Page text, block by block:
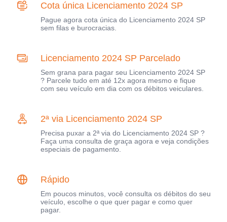
Cota única Licenciamento 2024 SP
Pague agora cota única do Licenciamento 2024 SP
sem filas e burocracias.
Licenciamento 2024 SP Parcelado
Sem grana para pagar seu Licenciamento 2024 SP
? Parcele tudo em até 12x agora mesmo e fique
com seu veículo em dia com os débitos veiculares.
2ª via Licenciamento 2024 SP
Precisa puxar a 2ª via do Licenciamento 2024 SP ?
Faça uma consulta de graça agora e veja condições
especiais de pagamento.
Rápido
Em poucos minutos, você consulta os débitos do seu
veículo, escolhe o que quer pagar e como quer
pagar.